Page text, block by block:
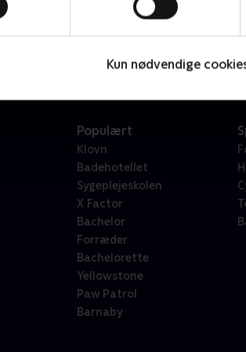
Kun nødvendige
Populært
Klovn
Badehotellet
Sygeplejeskolen
X Factor
Bachelor
Forræder
Bachelorette
Yellowstone
Paw Patrol
Barnaby